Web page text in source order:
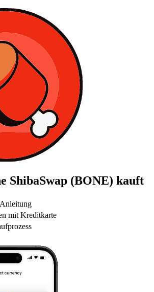
ShibaSwap (BONE) kauft
mit Kreditkarte